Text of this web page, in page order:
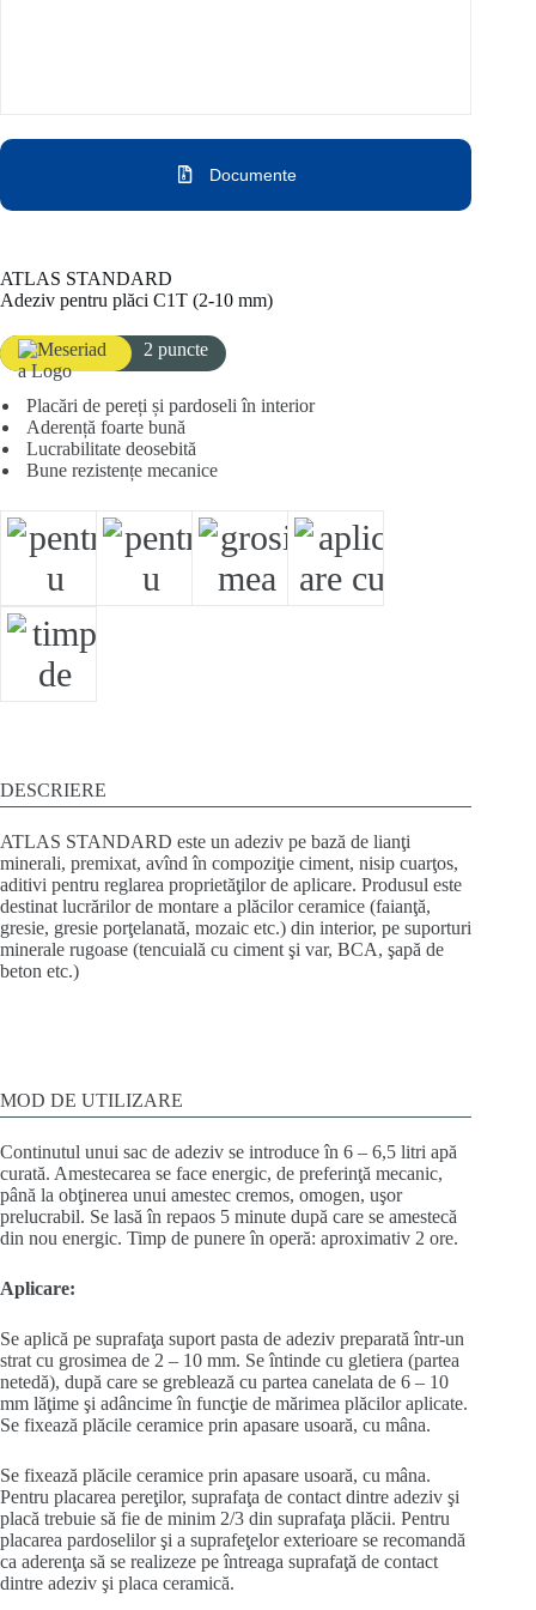
Documente
ATLAS STANDARD
Adeziv pentru plăci C1T (2-10 mm)
_ 2 puncte
Placări de pereți și pardoseli în interior
Aderență foarte bună
Lucrabilitate deosebită
Bune rezistențe mecanice
DESCRIERE
ATLAS STANDARD este un adeziv pe bază de lianţi
minerali, premixat, avînd în compoziţie ciment, nisip cuarţos,
aditivi pentru reglarea proprietăţilor de aplicare. Produsul este
destinat lucrărilor de montare a plăcilor ceramice (faianţă,
gresie, gresie porţelanată, mozaic etc.) din interior, pe suporturi
minerale rugoase (tencuială cu ciment şi var, BCA, şapă de
beton etc.)
MOD DE UTILIZARE
Continutul unui sac de adeziv se introduce în 6 – 6,5 litri apă
curată. Amestecarea se face energic, de preferinţă mecanic,
până la obţinerea unui amestec cremos, omogen, uşor
prelucrabil. Se lasă în repaos 5 minute după care se amestecă
din nou energic. Timp de punere în operă: aproximativ 2 ore.
Aplicare:
Se aplică pe suprafaţa suport pasta de adeziv preparată într-un
strat cu grosimea de 2 – 10 mm. Se întinde cu gletiera (partea
netedă), după care se greblează cu partea canelata de 6 – 10
mm lăţime şi adâncime în funcţie de mărimea plăcilor aplicate.
Se fixează plăcile ceramice prin apasare usoară, cu mâna.
Se fixează plăcile ceramice prin apasare usoară, cu mâna.
Pentru placarea pereţilor, suprafaţa de contact dintre adeziv şi
placă trebuie să fie de minim 2/3 din suprafaţa plăcii. Pentru
placarea pardoselilor şi a suprafeţelor exterioare se recomandă
ca aderenţa să se realizeze pe întreaga suprafaţă de contact
dintre adeziv şi placa ceramică.